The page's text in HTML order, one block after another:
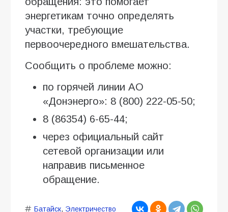
энергетикам точно определять
участки, требующие
первоочередного вмешательства.
Сообщить о проблеме можно:
по горячей линии АО
«Донэнерго»: 8 (800) 222-05-50;
8 (86354) 6-65-44;
через официальный сайт
сетевой организации или
направив письменное
обращение.
Батайск, Электричество